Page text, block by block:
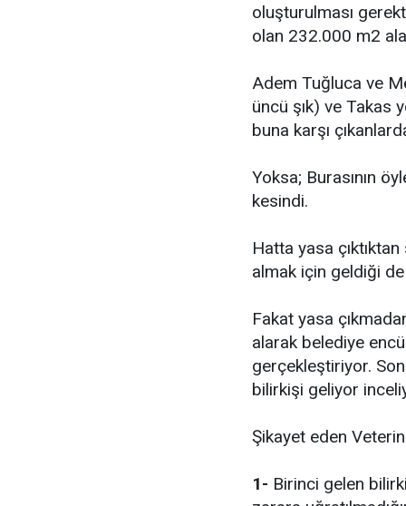
oluşturulması
olan 232.000 m2
Adem Tuğluca ve
üncü şık) ve Takas
buna karşı
Yoksa; Burasının
kesindi.
Hatta yasa
almak için geldiği
Fakat yasa
alarak belediye
gerçekleştiriyor.
bilirkişi geliyor
Şikayet eden
1- Birinci gelen